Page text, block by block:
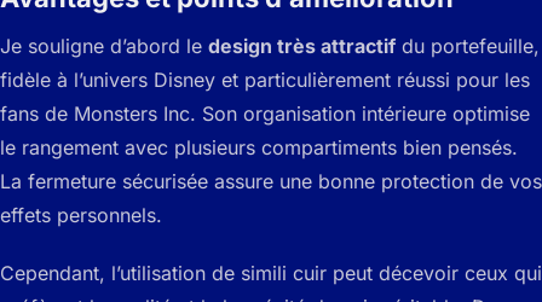
Je souligne d’abord le design très attractif du portefeuille,
fidèle à l’univers Disney et particulièrement réussi pour les
fans de Monsters Inc. Son organisation intérieure optimise
le rangement avec plusieurs compartiments bien pensés.
La fermeture sécurisée assure une bonne protection de vos
effets personnels.
Cependant, l’utilisation de simili cuir peut décevoir ceux qui